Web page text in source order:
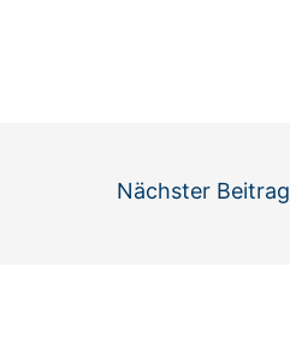
Nächster Beitrag